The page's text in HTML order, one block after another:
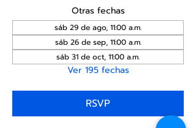
Otras fechas
sáb 29 de ago, 11:00 a.m.
sáb 26 de sep, 11:00 a.m.
sáb 31 de oct, 11:00 a.m.
Ver 195 fechas
RSVP